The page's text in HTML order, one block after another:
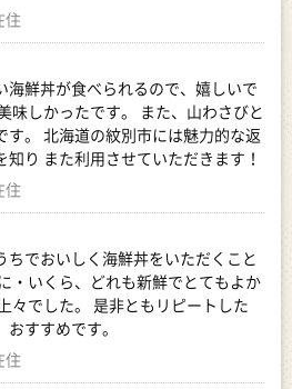
住
海鮮丼が食べられるので、嬉しいで
味しかったです。 また、山わさびと
す。 北海道の紋別市には魅力的な返
り また利用させていただきます！
住
ちでおいしく海鮮丼をいただくこと
・いくら、どれも新鮮でとてもよか
々でした。 是非ともリピートした
すすめです。
住